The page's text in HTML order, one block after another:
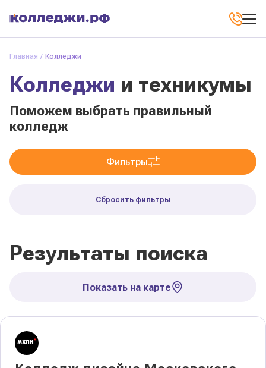
Главная Колледжи
Колледжи и техникумы
Поможем выбрать правильный
колледж
Фильтры
Сбросить фильтры
Результаты поиска
Показать на карте